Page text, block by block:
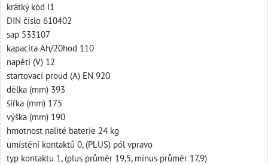
krátký kód I1
DIN číslo 610402
sap 533107
kapacita Ah/20hod 110
napětí (V) 12
startovací proud (A) EN 920
délka (mm) 393
šířka (mm) 175
výška (mm) 190
hmotnost nalité baterie 24 kg
umístění kontaktů 0, (PLUS) pól vpravo
typ kontaktu 1, (plus průměr 19,5, mínus průměr 17,9)